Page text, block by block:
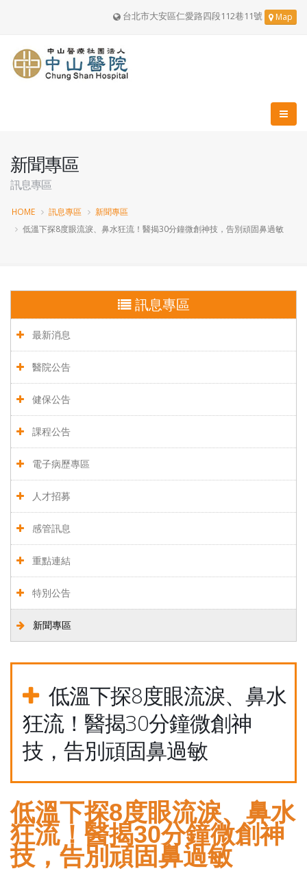
台北市大安區仁愛路四段112巷11號 Map
新聞專區
訊息專區
HOME 訊息專區
新聞專區
低溫下探8度眼流淚、鼻水狂流！醫揭30分鐘微創神技，告別頑固鼻過敏
訊息專區
最新消息
醫院公告
健保公告
課程公告
電子病歷專區
人才招募
感管訊息
重點連結
特別公告
新聞專區
低溫下探8度眼流淚、鼻水
狂流！醫揭30分鐘微創神
技，告別頑固鼻過敏
低溫下探8度眼流淚、鼻水
狂流！醫揭30分鐘微創神
技，告別頑固鼻過敏